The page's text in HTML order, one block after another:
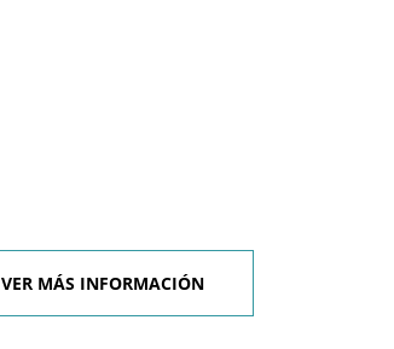
VER MÁS INFORMACIÓN